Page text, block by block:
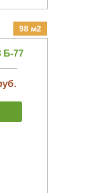
98 м2
Б-77